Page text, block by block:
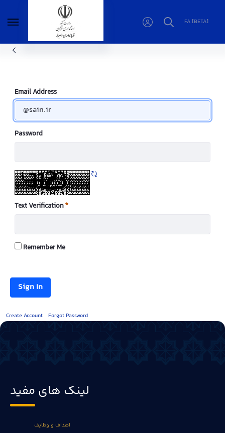
FA [BETA]
صفحه نمایش خبر - فرمانداری البرز
Email Address
Password
Text Verification
Required
Remember Me
Sign In
Create Account Forgot Password
لینک های مفید
اهداف و وظایف